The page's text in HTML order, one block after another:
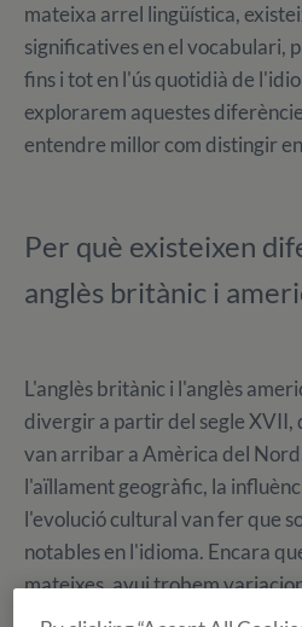
mateixa arrel lingüística,
significatives en el vocabulari,
fins i tot en l'ús quotidià de
explorarem aquestes
entendre millor com distingir
Per què existeixen
anglès britànic i
L'anglès britànic i l'anglès
divergir a partir del segle XVII,
van arribar a Amèrica del
l'aïllament geogràfic, la
l'evolució cultural van fer que
notables en l'idioma. Encara
mateixes, avui trobem
reflecteixen les particularitats